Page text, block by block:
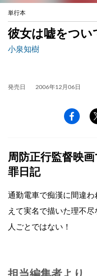
単行本
彼女は嘘をつい
小泉知樹
発売日 2006年12月06日
周防正行監督映
罪日記
通勤電車で痴漢に間違
えて実名で描いた理不
人ごとではない！